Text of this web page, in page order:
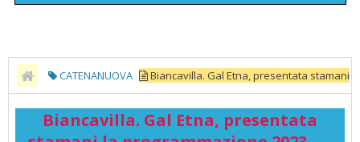
CATENANUOVA Biancavilla. Gal Etna, presentata stamani
la programmazione 2023 ... - Yvii24.it
Biancavilla. Gal Etna, presentata